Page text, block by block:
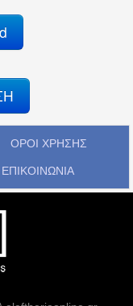
ΟΡΟΙ ΧΡΗΣΗΣ
ΕΠΙΚΟΙΝΩΝΙΑ